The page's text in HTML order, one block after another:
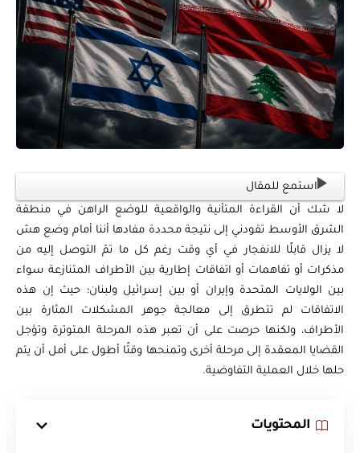
استمع للمقال
لا شك أن القراءة المتأنية والواقعية للوضع الراهن في منطقة
الشرق الأوسط تقودني إلى نتيجة محددة مفادها أننا أمام وضع هش
لا يزال قابلًا للانفجار في أي وقت رغم كل ما تمّ التوصل إليه من
مذكرات أو تفاهمات أو اتفاقات إطارية بين الأطراف المتنازعة سواء
بين الولايات المتحدة وإيران أو بين إسرائيل ولبنان؛ حيث إن هذه
الاتفاقات لم تتطرق إلى معالجة جوهر المشكلات المثارة بين
الأطراف، ولكنها حرصت على أن تعبر هذه المرحلة المتوترة وتؤجل
القضايا المعقدة إلى مرحلة أخرى وتمنحها وقتًا أطول على أمل أن يتم
حلها خلال العملية التفاوضية.
المحتويات